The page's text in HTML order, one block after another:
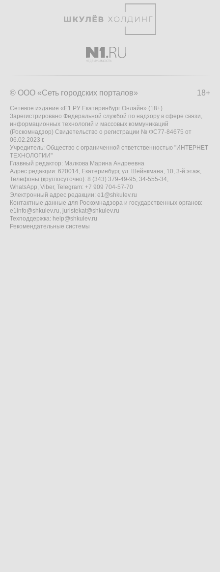
18+
© ООО «Сеть городских порталов»
Сетевое издание «Е1.РУ Екатеринбург Онлайн» (18+)
Зарегистрировано Федеральной службой по надзору в сфере связи,
информационных технологий и массовых коммуникаций
(Роскомнадзор) Свидетельство о регистрации № ФС77-84675 от
06.02.2023 г.
Учредитель: Общество с ограниченной ответственностью "ИНТЕРНЕТ
ТЕХНОЛОГИИ"
Главный редактор: Малкова Марина Андреевна
Адрес редакции: 620014, Екатеринбург, ул. Шейнкмана, 10, 3-й этаж,
Телефоны (круглосуточно): 8 (343) 379-49-95, 34-555-34,
WhatsApp, Viber, Telegram: +7 909 704-57-70
Электронный адрес редакции: e1@shkulev.ru
Контактные данные для Роскомнадзора и государственных органов:
e1info@shkulev.ru, juristekat@shkulev.ru
Техподдержка: help@shkulev.ru
Рекомендательные системы